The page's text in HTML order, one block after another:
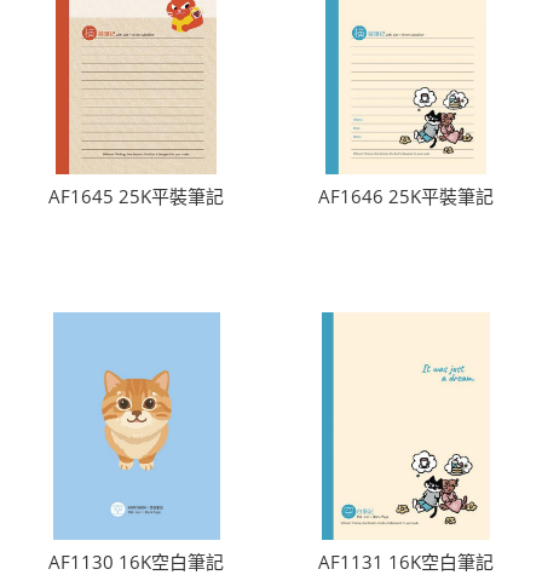
AF1645 25K平裝筆記 AF1646 25K平裝筆記
AF1130 16K空白筆記 AF1131 16K空白筆記